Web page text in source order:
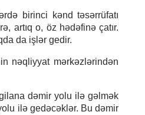
birinci kənd təsərrüfatı
artıq o, öz hədəfinə çatır.
da işlər gedir.
nəqliyyat mərkəzlərindən
dəmir yolu ilə gəlmək
ilə gedəcəklər. Bu dəmir